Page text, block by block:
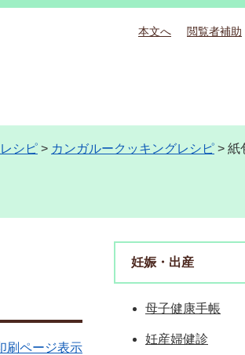
本文へ 閲覧者補助
シピ > カンガルークッキングレシピ > 紙
刷ページ表示
妊娠・出産
母子健康手帳
妊産婦健診